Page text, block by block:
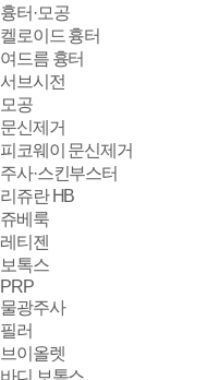
흉터·모공
켈로이드 흉터
여드름 흉터
서브시전
모공
문신제거
피코웨이 문신제거
주사·스킨부스터
리쥬란 HB
쥬베룩
레티젠
보톡스
PRP
물광주사
필러
브이올렛
바디 보톡스